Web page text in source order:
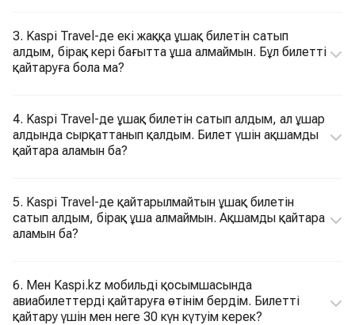
3. Kaspi Travel-де екі жаққа ұшақ билетін сатып
алдым, бірақ кері бағытта ұша алмаймын. Бұл билетті
қайтаруға бола ма?
4. Kaspi Travel-де ұшақ билетін сатып алдым, ал ұшар
алдында сырқаттанып қалдым. Билет үшін ақшамды
қайтара аламын ба?
5. Kaspi Travel-де қайтарылмайтын ұшақ билетін
сатып алдым, бірақ ұша алмаймын. Ақшамды қайтара
аламын ба?
6. Мен Kaspi.kz мобильді қосымшасында
авиабилеттерді қайтаруға өтінім бердім. Билетті
қайтару үшін мен неге 30 күн күтуім керек?